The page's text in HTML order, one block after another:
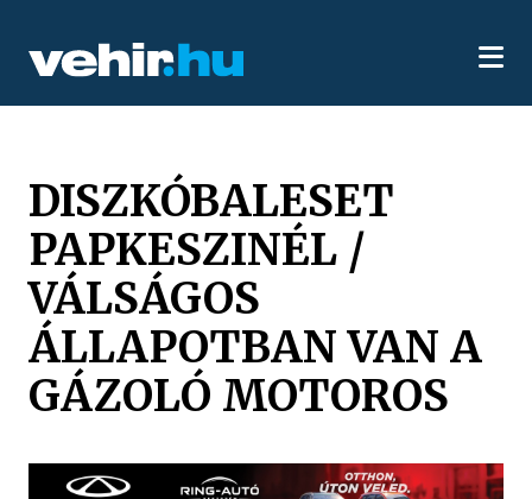
DISZKÓBALESET
PAPKESZINÉL /
VÁLSÁGOS
ÁLLAPOTBAN VAN A
GÁZOLÓ MOTOROS